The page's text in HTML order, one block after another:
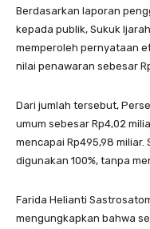
Berdasarkan laporan
kepada publik, Sukuk
memperoleh pernyataan
nilai penawaran sebesar
Dari jumlah tersebut,
umum sebesar Rp4,02
mencapai Rp495,98
digunakan 100%, tanpa
Farida Helianti
mengungkapkan bahwa